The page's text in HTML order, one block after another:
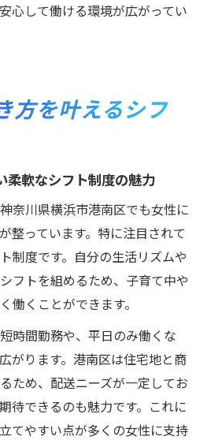
心して働ける環境が広がってい
方を叶えるシフ
柔軟なシフト制度の魅力
奈川県横浜市港南区でも女性に
整っています。特に注目されて
制度です。自分の生活リズムや
フトを組めるため、子育て中や
働くことができます。
時間勤務や、平日のみ働くな
がります。港南区は住宅地と商
ため、配送ニーズが一定してお
待できるのも魅力です。これに
てやすい点が多くの女性に支持